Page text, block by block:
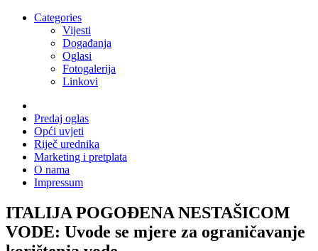
Categories
Vijesti
Događanja
Oglasi
Fotogalerija
Linkovi
Predaj oglas
Opći uvjeti
Riječ urednika
Marketing i pretplata
O nama
Impressum
ITALIJA POGOĐENA NESTAŠICOM
VODE: Uvode se mjere za ograničavanje